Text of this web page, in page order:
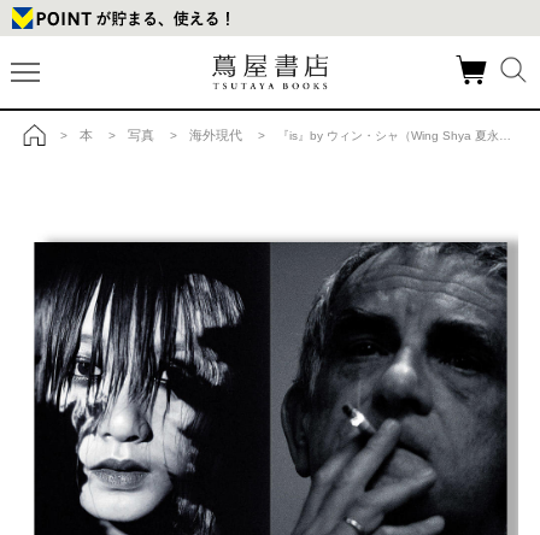
> 本 > 写真 > 海外現代 > 『is』by ウィン・シャ（Wing Shya 夏永康） 井上嗣也 写真集 の商品詳細